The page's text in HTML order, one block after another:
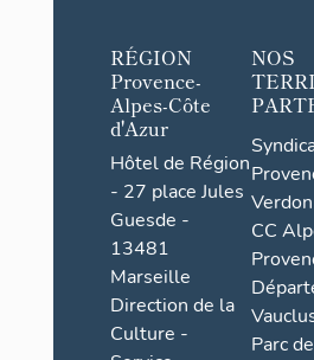
RÉGION
Provence-
Alpes-Côte
d'Azur
Hôtel de Région
- 27 place Jules
Guesde -
13481
Marseille
Direction de la
Culture -
NOS
Verdon
CC
Parc